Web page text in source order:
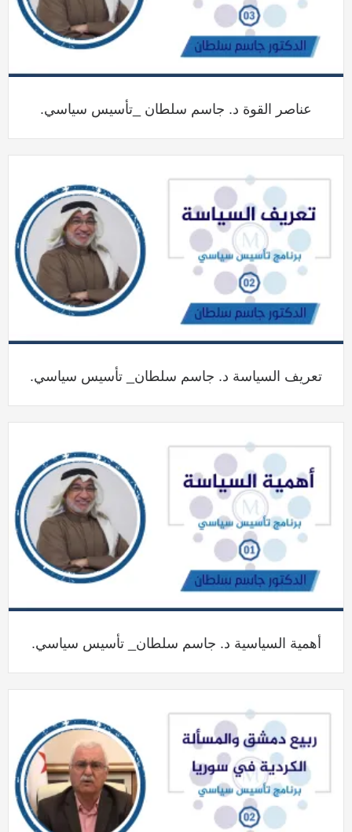
عناصر القوة د. جاسم سلطان _تأسيس سياسي.
تعريف السياسة د. جاسم سلطان_ تأسيس سياسي.
أهمية السياسية د. جاسم سلطان_ تأسيس سياسي.